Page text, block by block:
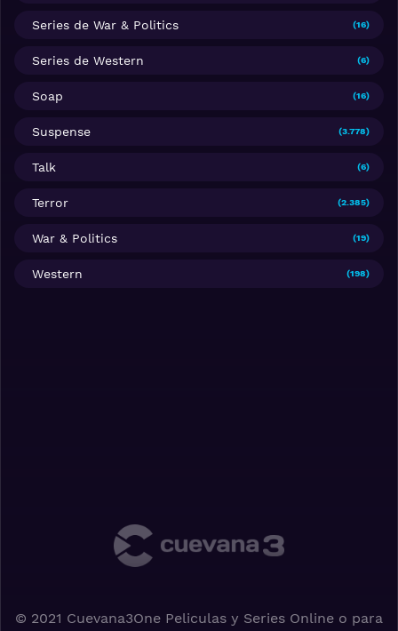
Series de War & Politics (16)
Series de Western (6)
Soap (16)
Suspense (3.778)
Talk (6)
Terror (2.385)
War & Politics (19)
Western (198)
© 2021 Cuevana3One Peliculas y Series Online o para